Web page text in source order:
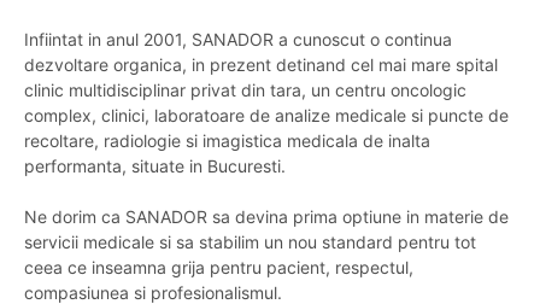
Infiintat in anul 2001, SANADOR a cunoscut o continua
dezvoltare organica, in prezent detinand cel mai mare spital
clinic multidisciplinar privat din tara, un centru oncologic
complex, clinici, laboratoare de analize medicale si puncte de
recoltare, radiologie si imagistica medicala de inalta
performanta, situate in Bucuresti.
Ne dorim ca SANADOR sa devina prima optiune in materie de
servicii medicale si sa stabilim un nou standard pentru tot
ceea ce inseamna grija pentru pacient, respectul,
compasiunea si profesionalismul.